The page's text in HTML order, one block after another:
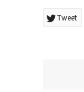
Tweet